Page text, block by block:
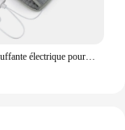
Ceinture chauffante électrique pour la taille, coussin thermique chaud, contrôle de la température à la maison et au bureau, chauffe-dos pour les mains